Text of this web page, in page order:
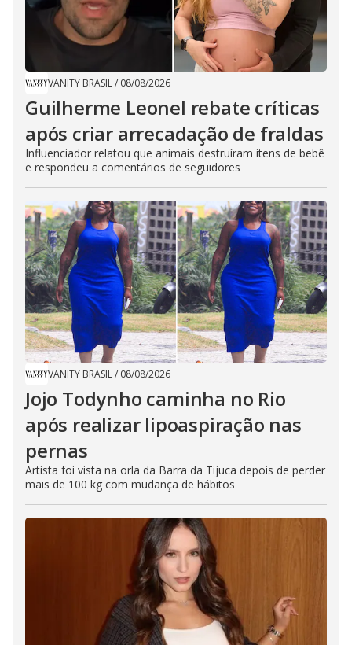
VANITY BRASIL/ 08/08/2026
Guilherme Leonel rebate críticas
após criar arrecadação de fraldas
Influenciador relatou que animais destruíram itens de bebê
e respondeu a comentários de seguidores
VANITY BRASIL/ 08/08/2026
Jojo Todynho caminha no Rio
após realizar lipoaspiração nas
pernas
Artista foi vista na orla da Barra da Tijuca depois de perder
mais de 100 kg com mudança de hábitos